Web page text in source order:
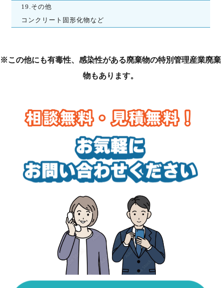
19.その他
コンクリート固形化物など
※この他にも有毒性、感染性がある廃棄物の特別管理産業廃棄
物もあります。